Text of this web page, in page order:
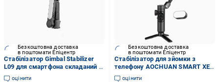
Безкоштовна доставка
в поштомати Епіцентр
Стабілізатор Gimbal Stabilizer
L09 для смартфона складаний з
триногою та LED підсвічуванням
оцінити
Безкоштовна доставка
в поштомати Епіцентр
Стабілізатор для зйомки з
телефону AOCHUAN SMART XE
електронний з підсвічуванням
оцінити